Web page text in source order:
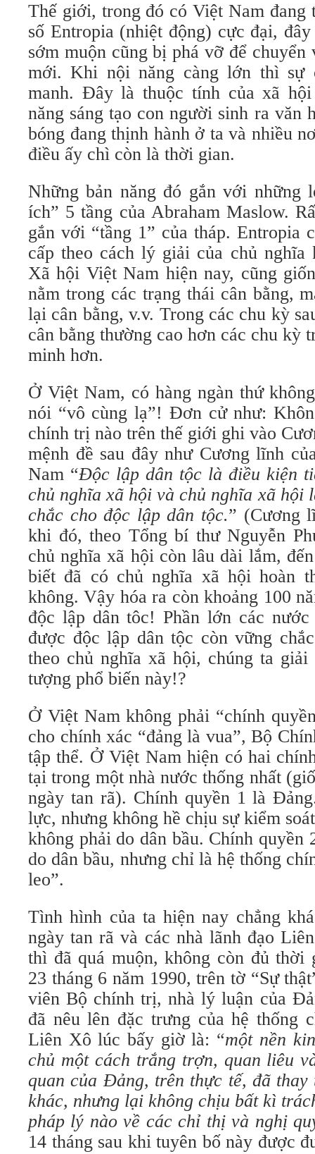
Thế giới, trong đó có Việt Nam đang
số Entropia (nhiệt động) cực đại,
sớm muộn cũng bị phá vỡ để chuyển
mới. Khi nội năng càng lớn thì sự
manh. Đây là thuộc tính của xã
năng sáng tạo con người sinh ra văn
bóng đang thịnh hành ở ta và nhiều
điều ấy chì còn là thời gian.
Những bản năng đó gắn với những
ích” 5 tầng của Abraham Maslow.
gắn với “tầng 1” của tháp. Entropia
cấp theo cách lý giải của chủ nghĩa
Xã hội Việt Nam hiện nay, cũng
nằm trong các trạng thái cân bằng,
lại cân bằng, v.v. Trong các chu kỳ
cân bằng thường cao hơn các chu kỳ
minh hơn.
Ở Việt Nam, có hàng ngàn thứ
nói “vô cùng lạ”! Đơn cử như:
chính trị nào trên thế giới ghi vào
mệnh đề sau đây như Cương lĩnh
Nam “Độc lập dân tộc là điều kiện
chủ nghĩa xã hội và chủ nghĩa xã hội
chắc cho độc lập dân tộc.” (Cương
khi đó, theo Tổng bí thư Nguyễn
chủ nghĩa xã hội còn lâu dài lắm,
biết đã có chủ nghĩa xã hội hoàn
không. Vậy hóa ra còn khoảng 100
độc lập dân tôc! Phần lớn các
được độc lập dân tộc còn vững
theo chủ nghĩa xã hội, chúng ta
tượng phổ biến này!?
Ở Việt Nam không phải “chính
cho chính xác “đảng là vua”, Bộ
tập thể. Ở Việt Nam hiện có hai
tại trong một nhà nước thống nhất
ngày tan rã). Chính quyền 1 là
lực, nhưng không hề chịu sự kiểm
không phải do dân bầu. Chính quyền
do dân bầu, nhưng chỉ là hệ thống
leo”.
Tình hình của ta hiện nay chẳng
ngày tan rã và các nhà lãnh đạo
thì đã quá muộn, không còn đủ thời
23 tháng 6 năm 1990, trên tờ “Sự
viên Bộ chính trị, nhà lý luận của
đã nêu lên đặc trưng của hệ thống
Liên Xô lúc bấy giờ là: “một nền
chủ một cách trắng trợn, quan liêu
quan của Đảng, trên thực tế, đã
khác, nhưng lại không chịu bất kì
pháp lý nào về các chỉ thị và nghị
14 tháng sau khi tuyên bố này được